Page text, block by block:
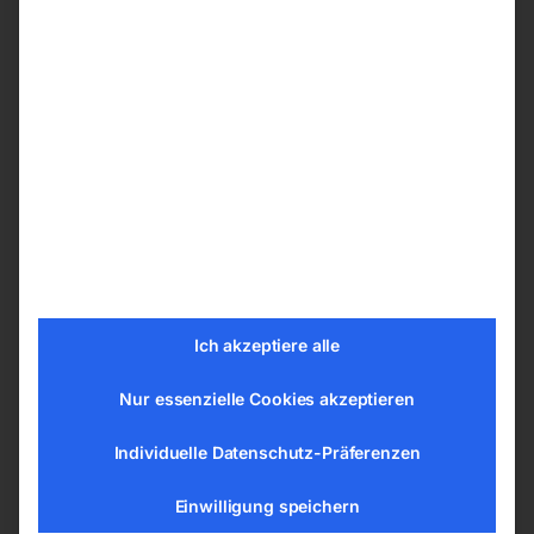
Tragkraft 2 t
Hubgeschwindigkeit(en) 4 / 1 m/min
Kabellänge Steuereinheit 6 m
Breite/Tiefe (Produkt) ca. 315 mm
Ich akzeptiere alle
Nur essenzielle Cookies akzeptieren
Individuelle Datenschutz-Präferenzen
Einwilligung speichern